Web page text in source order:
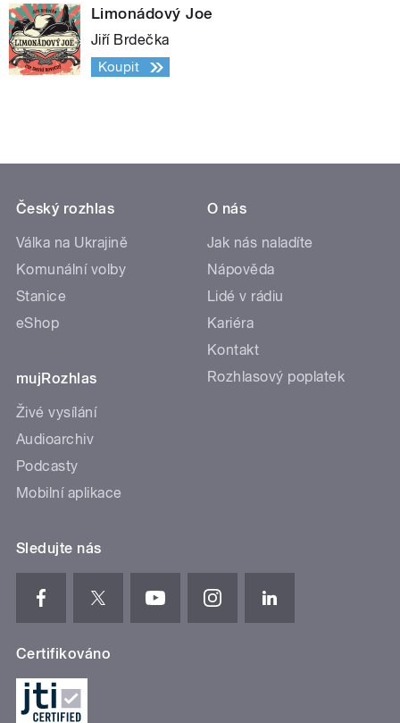
Limonádový Joe
Jiří Brdečka
Koupit
Český rozhlas
Válka na Ukrajině
Komunální volby
Stanice
eShop
mujRozhlas
Živé vysílání
Audioarchiv
Podcasty
Mobilní aplikace
O nás
Jak nás naladíte
Nápověda
Lidé v rádiu
Kariéra
Kontakt
Rozhlasový poplatek
Sledujte nás
Certifikováno